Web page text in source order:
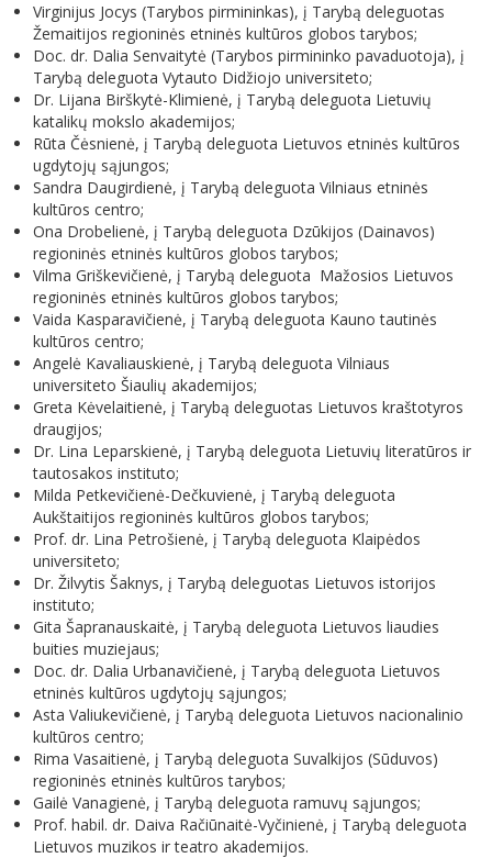
Virginijus Jocys (Tarybos pirmininkas), į Tarybą deleguotas
Žemaitijos regioninės etninės kultūros globos tarybos;
Doc. dr. Dalia Senvaitytė (Tarybos pirmininko pavaduotoja), į
Tarybą deleguota Vytauto Didžiojo universiteto;
Dr. Lijana Birškytė-Klimienė, į Tarybą deleguota Lietuvių
katalikų mokslo akademijos;
Rūta Čėsnienė, į Tarybą deleguota Lietuvos etninės kultūros
ugdytojų sąjungos;
Sandra Daugirdienė, į Tarybą deleguota Vilniaus etninės
kultūros centro;
Ona Drobelienė, į Tarybą deleguota Dzūkijos (Dainavos)
regioninės etninės kultūros globos tarybos;
Vilma Griškevičienė, į Tarybą deleguota Mažosios Lietuvos
regioninės etninės kultūros globos tarybos;
Vaida Kasparavičienė, į Tarybą deleguota Kauno tautinės
kultūros centro;
Angelė Kavaliauskienė, į Tarybą deleguota Vilniaus
universiteto Šiaulių akademijos;
Greta Kėvelaitienė, į Tarybą deleguotas Lietuvos kraštotyros
draugijos;
Dr. Lina Leparskienė, į Tarybą deleguota Lietuvių literatūros ir
tautosakos instituto;
Milda Petkevičienė-Dečkuvienė, į Tarybą deleguota
Aukštaitijos regioninės kultūros globos tarybos;
Prof. dr. Lina Petrošienė, į Tarybą deleguota Klaipėdos
universiteto;
Dr. Žilvytis Šaknys, į Tarybą deleguotas Lietuvos istorijos
instituto;
Gita Šapranauskaitė, į Tarybą deleguota Lietuvos liaudies
buities muziejaus;
Doc. dr. Dalia Urbanavičienė, į Tarybą deleguota Lietuvos
etninės kultūros ugdytojų sąjungos;
Asta Valiukevičienė, į Tarybą deleguota Lietuvos nacionalinio
kultūros centro;
Rima Vasaitienė, į Tarybą deleguota Suvalkijos (Sūduvos)
regioninės etninės kultūros tarybos;
Gailė Vanagienė, į Tarybą deleguota ramuvų sąjungos;
Prof. habil. dr. Daiva Račiūnaitė-Vyčinienė, į Tarybą deleguota
Lietuvos muzikos ir teatro akademijos.